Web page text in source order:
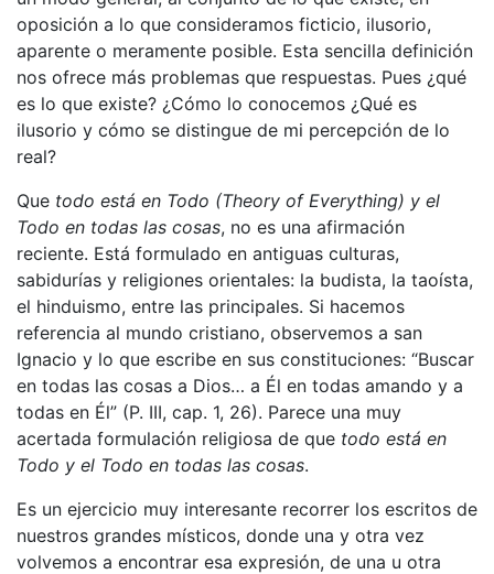
oposición a lo que consideramos ficticio, ilusorio,
aparente o meramente posible. Esta sencilla definición
nos ofrece más problemas que respuestas. Pues ¿qué
es lo que existe? ¿Cómo lo conocemos ¿Qué es
ilusorio y cómo se distingue de mi percepción de lo
real?
Que todo está en Todo (Theory of Everything) y el
Todo en todas las cosas, no es una afirmación
reciente. Está formulado en antiguas culturas,
sabidurías y religiones orientales: la budista, la taoísta,
el hinduismo, entre las principales. Si hacemos
referencia al mundo cristiano, observemos a san
Ignacio y lo que escribe en sus constituciones: “Buscar
en todas las cosas a Dios… a Él en todas amando y a
todas en Él” (P. III, cap. 1, 26). Parece una muy
acertada formulación religiosa de que todo está en
Todo y el Todo en todas las cosas.
Es un ejercicio muy interesante recorrer los escritos de
nuestros grandes místicos, donde una y otra vez
volvemos a encontrar esa expresión, de una u otra